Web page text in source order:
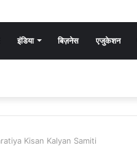
इंडिया बिज़नेस एजुकेशन
Kisan Kalyan Samiti